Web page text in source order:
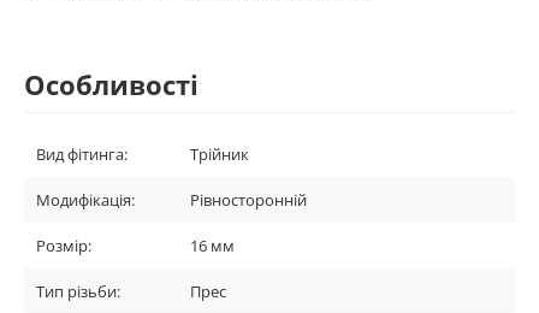
Особливості
Вид фітинга: Трійник
Модифікація: Рівносторонній
Розмір: 16 мм
Тип різьби: Прес